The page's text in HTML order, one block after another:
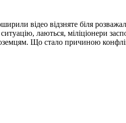
відео відзняте біля
лаються, міліціонери
Що стало причиною